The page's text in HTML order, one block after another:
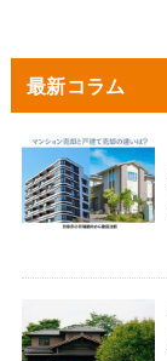
最新コラム